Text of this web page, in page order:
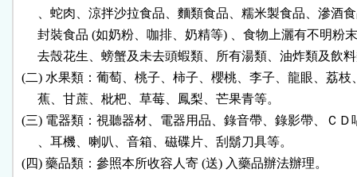
、蛇肉、涼拌沙拉食品、麵類食品、糯米製食品、滲酒
封裝食品 (如奶粉、咖排、奶精等) 、食物上灑有不明粉
去殼花生、螃蟹及未去頭蝦類、所有湯類、油炸類及飲
(二) 水果類：葡萄、桃子、柿子、櫻桃、李子、龍眼、荔枝
      蕉、甘蔗、枇杷、草莓、鳳梨、芒果青等。
(三) 電器類：視聽器材、電器用品、錄音帶、錄影帶、ＣＤ
      、耳機、喇叭、音箱、磁碟片、刮鬍刀具等。
(四) 藥品類：參照本所收容人寄 (送) 入藥品辦法辦理。